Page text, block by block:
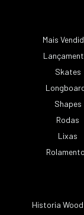
Mais
Skates
Shapes
Rodas
Lixas
Historia